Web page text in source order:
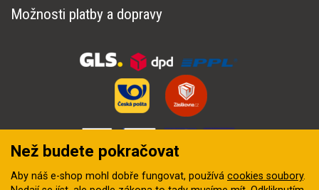
Možnosti platby a dopravy
Než budete pokračovat
Aby náš e-shop mohl dobře fungovat, používá cookies soubory.